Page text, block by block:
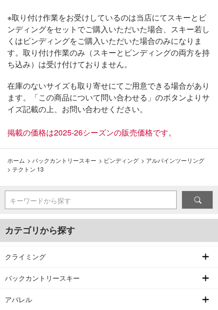
※取り付け作業をお受けしているのは当店にてスキーとビ
ンディングをセットでご購入いただいた場合、スキー若し
くはビンディングをご購入いただいた場合のみになりま
す。取り付け作業のみ（スキーとビンディングの両方を持
ち込み）は受け付けておりません。
在庫のないサイズも取り寄せにてご用意できる場合があり
ます。「この商品について問い合わせる」のボタンよりサ
イズ記載の上、お問い合わせください。
掲載の価格は2025-26シーズンの販売価格です。
ホーム > バックカントリースキー > ビンディング > アルパインツーリング
> テクトン 13
キーワードから探す
カテゴリから探す
クライミング
バックカントリースキー
アパレル